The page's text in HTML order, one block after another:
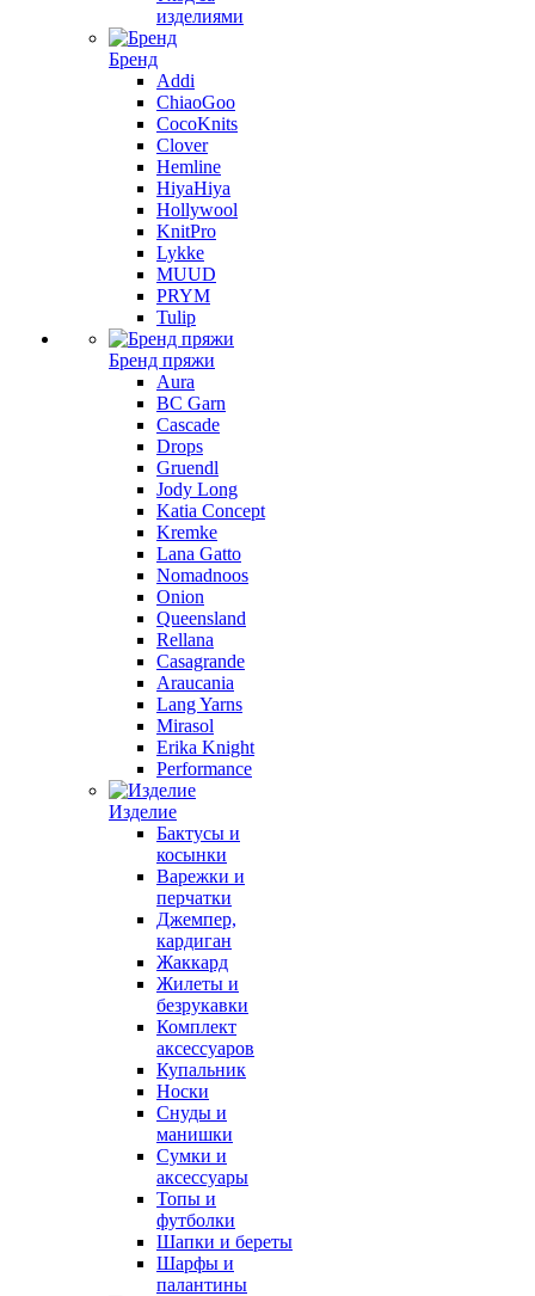
изделиями
Бренд
Addi
ChiaoGoo
CocoKnits
Clover
Hemline
HiyaHiya
Hollywool
KnitPro
Lykke
MUUD
PRYM
Tulip
Бренд пряжи
Aura
BC Garn
Cascade
Drops
Gruendl
Jody Long
Katia Concept
Kremke
Lana Gatto
Nomadnoos
Onion
Queensland
Rellana
Casagrande
Araucania
Lang Yarns
Mirasol
Erika Knight
Performance
Изделие
Бактусы и
косынки
Варежки и
перчатки
Джемпер,
кардиган
Жаккард
Жилеты и
безрукавки
Комплект
аксессуаров
Купальник
Носки
Снуды и
манишки
Сумки и
аксессуары
Топы и
футболки
Шапки и береты
Шарфы и
палантины